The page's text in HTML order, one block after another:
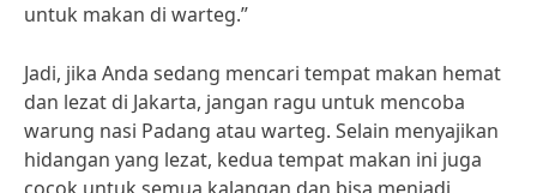
untuk makan di warteg.”
Jadi, jika Anda sedang mencari tempat makan hemat
dan lezat di Jakarta, jangan ragu untuk mencoba
warung nasi Padang atau warteg. Selain menyajikan
hidangan yang lezat, kedua tempat makan ini juga